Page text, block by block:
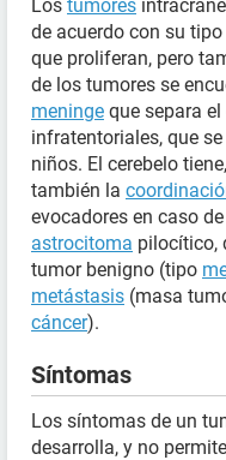
Los tumores
de acuerdo con su
que proliferan, pero
de los tumores se
meninge que separa
infratentoriales, que
niños. El cerebelo
también la
evocadores en caso de
astrocitoma pilocítico,
tumor benigno (tipo
metástasis (masa
cáncer).
Síntomas
Los síntomas de un
desarrolla, y no